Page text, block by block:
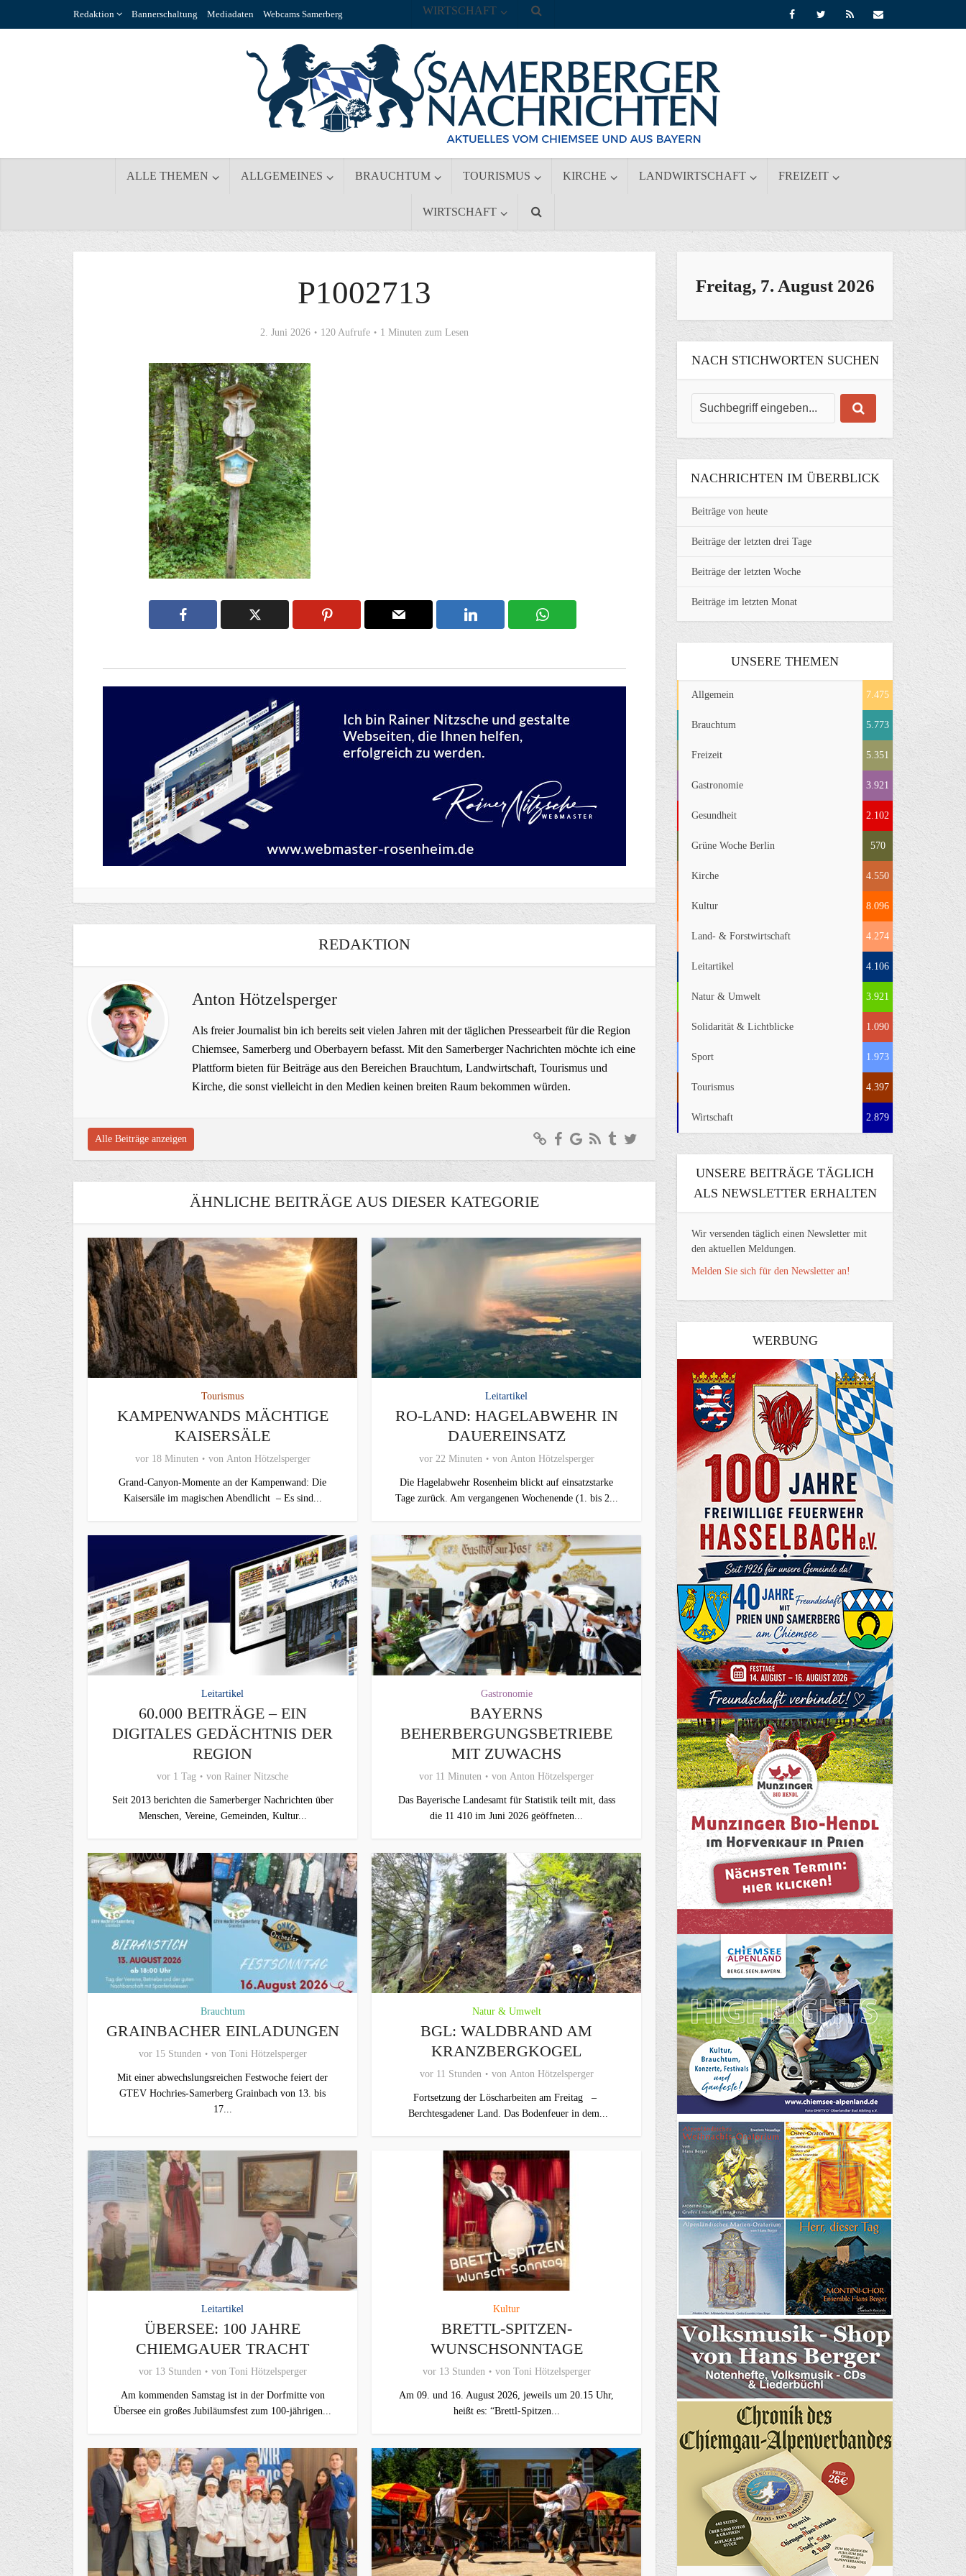
Redaktion Bannerschaltung Mediadaten Webcams Samerberg
ALLE THEMEN ALLGEMEINES BRAUCHTUM TOURISMUS KIRCHE LANDWIRTSCHAFT FREIZEIT
WIRTSCHAFT
WIRTSCHAFT
P1002713
2. Juni 2026 120 Aufrufe 1 Minuten zum Lesen
REDAKTION
Anton Hötzelsperger
Als freier Journalist bin ich bereits seit vielen Jahren mit der täglichen Pressearbeit für die Region
Chiemsee, Samerberg und Oberbayern befasst. Mit den Samerberger Nachrichten möchte ich eine
Plattform bieten für Beiträge aus den Bereichen Brauchtum, Landwirtschaft, Tourismus und
Kirche, die sonst vielleicht in den Medien keinen breiten Raum bekommen würden.
Alle Beiträge anzeigen
ÄHNLICHE BEITRÄGE AUS DIESER KATEGORIE
Tourismus
KAMPENWANDS MÄCHTIGE
KAISERSÄLE
vor 18 Minuten von Anton Hötzelsperger
Grand-Canyon-Momente an der Kampenwand: Die
Kaisersäle im magischen Abendlicht – Es sind...
Leitartikel
RO-LAND: HAGELABWEHR IN
DAUEREINSATZ
vor 22 Minuten von Anton Hötzelsperger
Die Hagelabwehr Rosenheim blickt auf einsatzstarke
Tage zurück. Am vergangenen Wochenende (1. bis 2...
Leitartikel
60.000 BEITRÄGE – EIN
DIGITALES GEDÄCHTNIS DER
REGION
vor 1 Tag von Rainer Nitzsche
Seit 2013 berichten die Samerberger Nachrichten über
Menschen, Vereine, Gemeinden, Kultur...
Gastronomie
BAYERNS
BEHERBERGUNGSBETRIEBE
MIT ZUWACHS
vor 11 Minuten von Anton Hötzelsperger
Das Bayerische Landesamt für Statistik teilt mit, dass
die 11 410 im Juni 2026 geöffneten...
Brauchtum
GRAINBACHER EINLADUNGEN
vor 15 Stunden von Toni Hötzelsperger
Mit einer abwechslungsreichen Festwoche feiert der
GTEV Hochries-Samerberg Grainbach von 13. bis
17...
Natur & Umwelt
BGL: WALDBRAND AM
KRANZBERGKOGEL
vor 11 Stunden von Anton Hötzelsperger
Fortsetzung der Löscharbeiten am Freitag –
Berchtesgadener Land. Das Bodenfeuer in dem...
Leitartikel
ÜBERSEE: 100 JAHRE
CHIEMGAUER TRACHT
vor 13 Stunden von Toni Hötzelsperger
Am kommenden Samstag ist in der Dorfmitte von
Übersee ein großes Jubiläumsfest zum 100-jährigen...
Kultur
BRETTL-SPITZEN-
WUNSCHSONNTAGE
vor 13 Stunden von Toni Hötzelsperger
Am 09. und 16. August 2026, jeweils um 20.15 Uhr,
heißt es: “Brettl-Spitzen...
Freitag, 7. August 2026
NACH STICHWORTEN SUCHEN
NACHRICHTEN IM ÜBERBLICK
Beiträge von heute
Beiträge der letzten drei Tage
Beiträge der letzten Woche
Beiträge im letzten Monat
UNSERE THEMEN
Allgemein 7.475
Brauchtum 5.773
Freizeit 5.351
Gastronomie 3.921
Gesundheit 2.102
Grüne Woche Berlin 570
Kirche 4.550
Kultur 8.096
Land- & Forstwirtschaft 4.274
Leitartikel 4.106
Natur & Umwelt 3.921
Solidarität & Lichtblicke 1.090
Sport 1.973
Tourismus 4.397
Wirtschaft 2.879
UNSERE BEITRÄGE TÄGLICH
ALS NEWSLETTER ERHALTEN
Wir versenden täglich einen Newsletter mit
den aktuellen Meldungen.
Melden Sie sich für den Newsletter an!
WERBUNG